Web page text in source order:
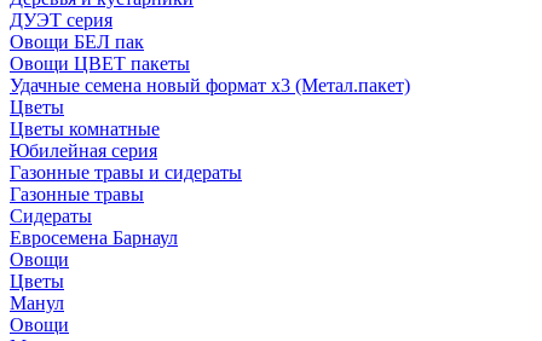
ДУЭТ серия
Овощи БЕЛ пак
Овощи ЦВЕТ пакеты
Удачные семена новый формат х3 (Метал.пакет)
Цветы
Цветы комнатные
Юбилейная серия
Газонные травы и сидераты
Газонные травы
Сидераты
Евросемена Барнаул
Овощи
Цветы
Манул
Овощи